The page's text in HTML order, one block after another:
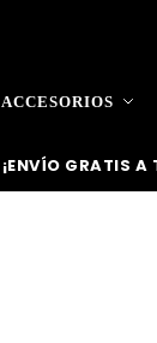
ACCESORIOS
¡ENVÍO GRATIS